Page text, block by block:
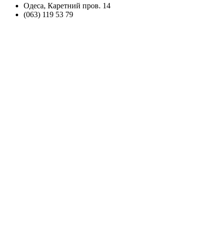
Одеса, Каретний пров. 14
(063) 119 53 79